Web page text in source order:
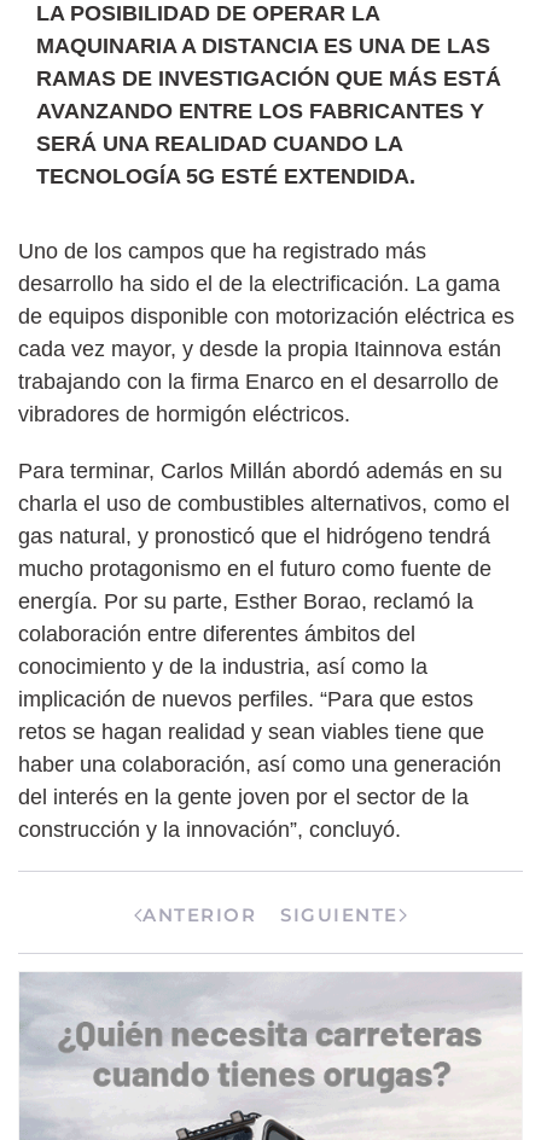
LA POSIBILIDAD DE OPERAR LA
MAQUINARIA A DISTANCIA ES UNA DE LAS
RAMAS DE INVESTIGACIÓN QUE MÁS ESTÁ
AVANZANDO ENTRE LOS FABRICANTES Y
SERÁ UNA REALIDAD CUANDO LA
TECNOLOGÍA 5G ESTÉ EXTENDIDA.
Uno de los campos que ha registrado más
desarrollo ha sido el de la electrificación. La gama
de equipos disponible con motorización eléctrica es
cada vez mayor, y desde la propia Itainnova están
trabajando con la firma Enarco en el desarrollo de
vibradores de hormigón eléctricos.
Para terminar, Carlos Millán abordó además en su
charla el uso de combustibles alternativos, como el
gas natural, y pronosticó que el hidrógeno tendrá
mucho protagonismo en el futuro como fuente de
energía. Por su parte, Esther Borao, reclamó la
colaboración entre diferentes ámbitos del
conocimiento y de la industria, así como la
implicación de nuevos perfiles. “Para que estos
retos se hagan realidad y sean viables tiene que
haber una colaboración, así como una generación
del interés en la gente joven por el sector de la
construcción y la innovación”, concluyó.
ANTERIOR SIGUIENTE